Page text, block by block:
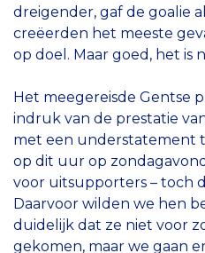
dreigender, gaf de goalie
creëerden het meeste
op doel. Maar goed, het is
Het meegereisde Gentse
indruk van de prestatie
met een understatement
op dit uur op
voor uitsupporters – toch
Daarvoor wilden we hen
duidelijk dat ze niet voor
gekomen, maar we gaan